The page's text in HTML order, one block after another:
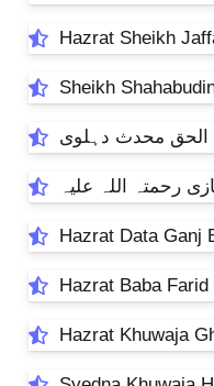
Hazrat Sheikh
Sheikh
محدث دہلوی
رحمتہ اللہ علیہ
Hazrat Data Ganj
Hazrat Baba
Hazrat Khuwaja